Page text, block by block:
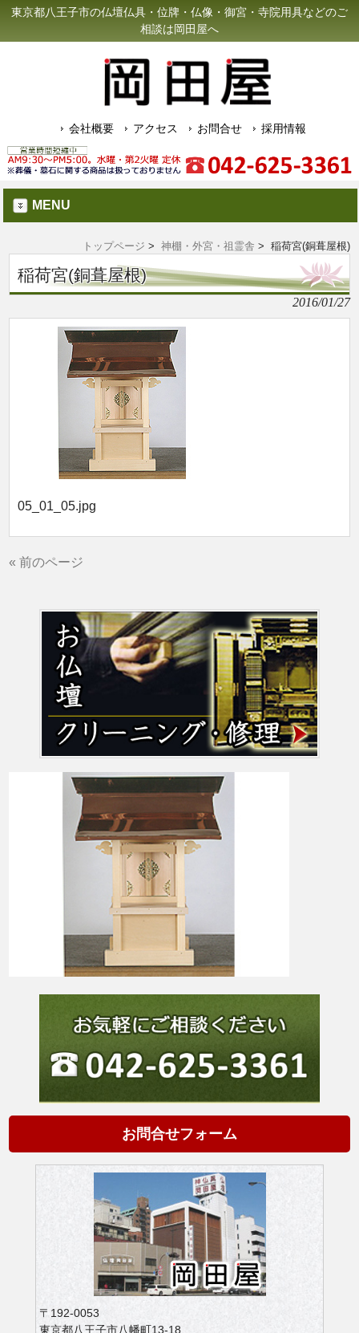
東京都八王子市の仏壇仏具・位牌・仏像・御宮・寺院用具などのご
相談は岡田屋へ
会社概要 アクセス お問合せ 採用情報
MENU
トップページ > 神棚・外宮・祖霊舎 > 稲荷宮(銅葺屋根)
稲荷宮(銅葺屋根)
2016/01/27
05_01_05.jpg
« 前のページ
お問合せフォーム
〒192-0053
東京都八王子市八幡町13-18